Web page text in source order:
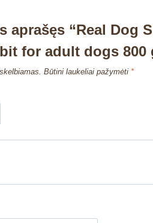
aprašęs “Real Dog
for adult dogs 800
Būtini laukeliai pažymėti *